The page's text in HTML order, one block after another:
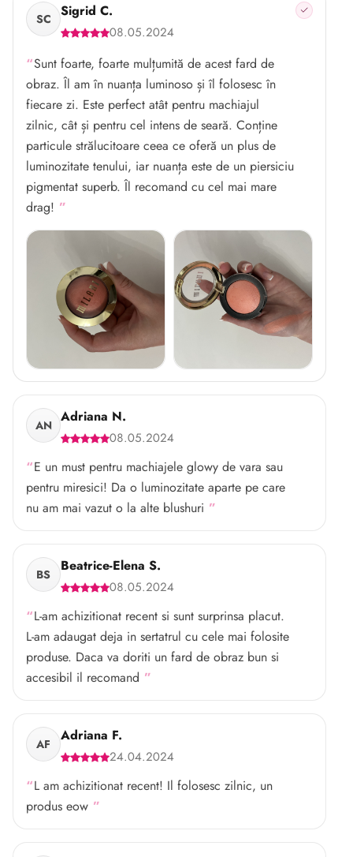
SC Sigrid C.
08.05.2024
Sunt foarte, foarte mulțumită de acest fard de
obraz. Îl am în nuanța luminoso și îl folosesc în
fiecare zi. Este perfect atât pentru machiajul
zilnic, cât și pentru cel intens de seară. Conține
particule strălucitoare ceea ce oferă un plus de
luminozitate tenului, iar nuanța este de un piersiciu
pigmentat superb. Îl recomand cu cel mai mare
drag!
AN Adriana N.
08.05.2024
E un must pentru machiajele glowy de vara sau
pentru miresici! Da o luminozitate aparte pe care
nu am mai vazut o la alte blushuri
BS Beatrice-Elena S.
08.05.2024
L-am achizitionat recent si sunt surprinsa placut.
L-am adaugat deja in sertatrul cu cele mai folosite
produse. Daca va doriti un fard de obraz bun si
accesibil il recomand
AF Adriana F.
24.04.2024
L am achizitionat recent! Il folosesc zilnic, un
produs eow